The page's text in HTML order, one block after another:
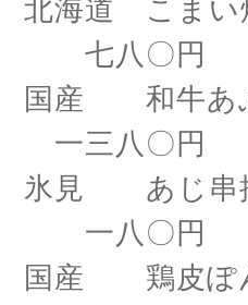
北海道
七八〇円
国産 和
一三八〇円
氷見 あ
一八〇円
国産 鶏